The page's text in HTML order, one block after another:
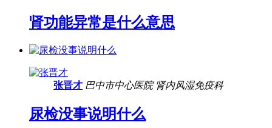
肾功能异常是什么意思
张晋才 巴中市中心医院 肾内风湿免疫科
尿检没事说明什么